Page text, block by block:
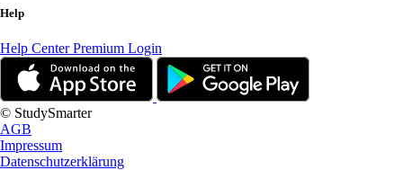
Help
Help CenterPremium Login
© StudySmarter
AGB
Impressum
Datenschutzerklärung